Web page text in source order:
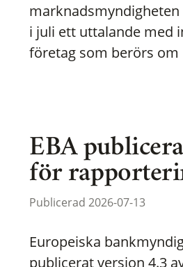
marknadsmyndigheten
i juli ett uttalande med
företag som berörs
EBA
för
Publicerad 2026-07-13
Europeiska
publicerat version 4.3